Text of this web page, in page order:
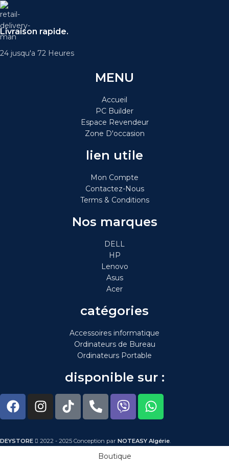
Livraison rapide.
24 jusqu'a 72 Heures
MENU
Accueil
PC Builder
Espace Revendeur
Zone D'occasion
lien utile
Mon Compte
Contactez-Nous
Terms & Conditions
Nos marques
DELL
HP
Lenovo
Asus
Acer
catégories
Accessoires informatique
Ordinateurs de Bureau
Ordinateurs Portable
disponible sur :
DEYSTORE 2022 - 2025 Conception par NOTEASY Algérie
Boutique